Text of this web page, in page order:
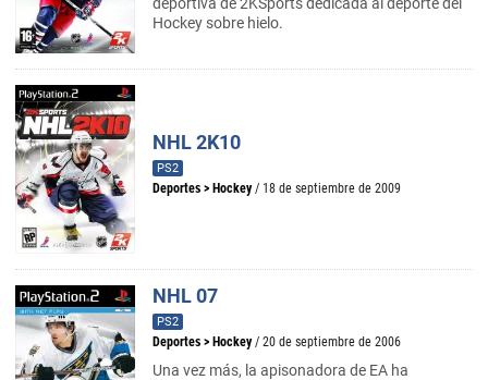
Hockey sobre hielo.
NHL 2K10
PS2
Deportes > Hockey / 18 de septiembre de 2009
NHL 07
PS2
Deportes > Hockey / 20 de septiembre de 2006
Una vez más, la apisonadora de EA ha